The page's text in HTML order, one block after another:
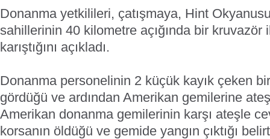
Donanma yetkilileri, çatışmaya, Hint
sahillerinin 40 kilometre açığında bir kruvazör
karıştığını açıkladı.
Donanma personelinin 2 küçük kayık çeken
gördüğü ve ardından Amerikan gemilerine ateş
Amerikan donanma gemilerinin karşı ateşle
korsanın öldüğü ve gemide yangın çıktığı